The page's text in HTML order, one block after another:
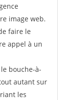
image web.
faire le
appel à un
bouche-à-
autant sur
les